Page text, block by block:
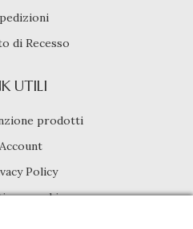
di Recesso
UTILI
prodotti
Account
Policy
cookie